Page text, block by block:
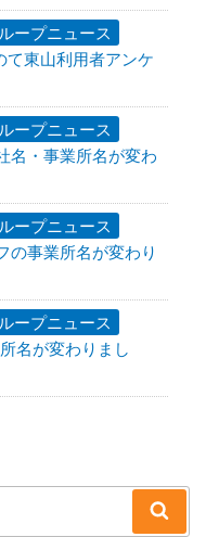
ープニュース
て東山利用者アンケ
ープニュース
名・事業所名が変わ
ープニュース
の事業所名が変わり
ープニュース
名が変わりまし
索